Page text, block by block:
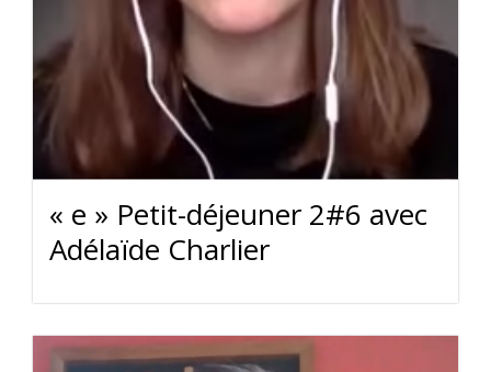
« e » Petit-déjeuner 2#6 avec
Adélaïde Charlier